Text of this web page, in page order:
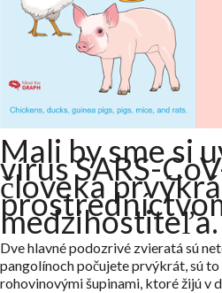
Mali by sme si
vírus SARS-
človeka
medzihostiteľa.
Dve hlavné podozrivé zvieratá sú
pangolínoch počujete prvýkrát, sú
rohovinovými šupinami, ktoré žijú v